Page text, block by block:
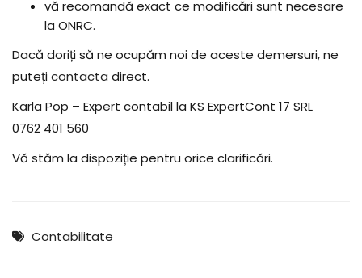
vă recomandă exact ce modificări sunt necesare
la ONRC.
Dacă doriți să ne ocupăm noi de aceste demersuri, ne
putețicontacta direct.
Karla Pop – Expert contabil la KS ExpertCont 17 SRL
0762 401 560
Vă stăm la dispoziție pentru orice clarificări.
Contabilitate